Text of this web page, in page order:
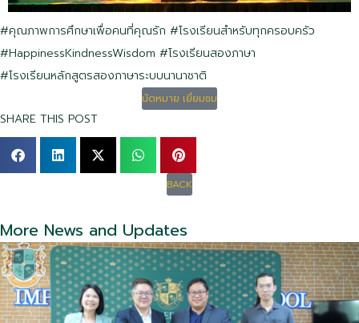
#คุณภาพการศึกษาเพื่อคนที่คุณรัก #โรงเรียนสำหรับทุกครอบครัว
#HappinessKindnessWisdom #โรงเรียนสองภาษา
#โรงเรียนหลักสูตรสองภาษาระบบนานาชาติ
นัดหมาย เยี่ยมชม
SHARE THIS POST
BACK
More News and Updates